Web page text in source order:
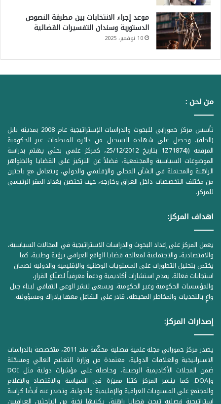
موعد إجراء الانتخابات بين مطرقة النصوص
الدستورية وسندان التفسيرات القضائية
10 نوفمبر، 2025
من نحن :
تأسس مركز حمورابي للبحوث والدراسات الإستراتيجية عام 2008 بمدينة بابل
(الحلة)، وحصل على شهادة التسجيل من دائرة المنظمات غير الحكومية
المرقمة ((1Z71874 بتاريخ 25/12/2012، كمركز علمي بحثي يهتم بدراسة
الموضوعات السياسية والمجتمعية، فضلاً عن التركيز على القضايا والظواهر
الراهنة والمحتملة في الشأن المحلي والإقليمي والدولي، ويتعامل مع باحثين
من مختلف التخصصات داخل العراق وخارجه، حيث تحتضن بغداد المقر الرئيسي
للمركز.
اهداف المركز:
يعمل المركز على إعداد البحوث والدراسات الاستراتيجية في المجالات السياسية،
والاقتصادية، والاجتماعية لمعالجة قضايا الواقع العراقي برؤية وطنية. كما
يختص بتحليل التطورات على المستويات الوطنية والإقليمية والدولية لضمان
استجابات فعالة. يقدم استشارات أكاديمية ودعماً معرفياً لصنّاع القرار،
والمؤسسات الحكومية وغير الحكومية. ويسعى لنشر الوعي الثقافي لبناء جيل
واعٍ بالتحديات والمخاطر المحيطة، قادر على التفاعل معها بإدراك ومسؤولية.
إصدارات المركز:
يصدر مركز حمورابي مجلة علمية فصلية محكّمة منذ 2011، متخصصة بالدراسات
الاستراتيجية والعلاقات الدولية، معتمدة من وزارة التعليم العالي ومسجّلة
ضمن المجلات الأكاديمية الرصينة، وحاصلة على مؤشرات دولية مثل DOI
وDOAJ. كما ينشر المركز كتبًا مميزة في السياسة والاقتصاد والإعلام
والمجتمع على المستويات العراقية والإقليمية والدولية. وتصدر عنه أيضًا كراسة
استراتيجية فصلية تبحث قضايا راهنة، يكتبها نخبة من الباحثين العراقيين